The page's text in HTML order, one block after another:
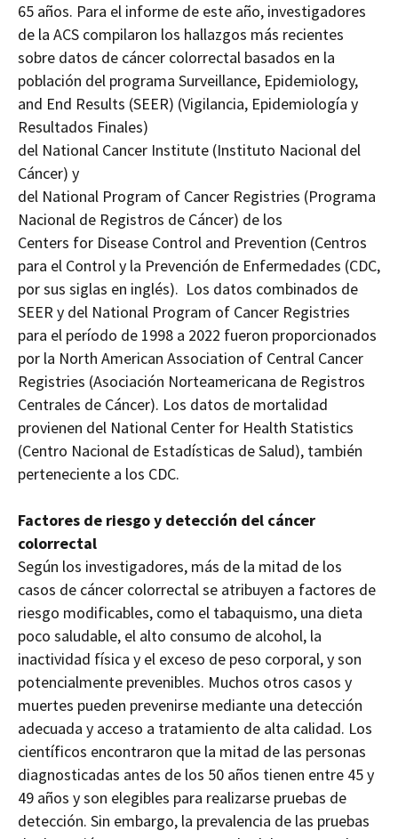
65 años. Para el informe de este año, investigadores
de la ACS compilaron los hallazgos más recientes
sobre datos de cáncer colorrectal basados ​​en la
población del programa Surveillance, Epidemiology,
and End Results (SEER) (Vigilancia, Epidemiología y
Resultados Finales)
del National Cancer Institute (Instituto Nacional del
Cáncer) y
del National Program of Cancer Registries (Programa
Nacional de Registros de Cáncer) de los
Centers for Disease Control and Prevention (Centros
para el Control y la Prevención de Enfermedades (CDC,
por sus siglas en inglés). Los datos combinados de
SEER y del National Program of Cancer Registries
para el período de 1998 a 2022 fueron proporcionados
por la North American Association of Central Cancer
Registries (Asociación Norteamericana de Registros
Centrales de Cáncer). Los datos de mortalidad
provienen del National Center for Health Statistics
(Centro Nacional de Estadísticas de Salud), también
perteneciente a los CDC.
Factores de riesgo y detección del cáncer
colorrectal
Según los investigadores, más de la mitad de los
casos de cáncer colorrectal se atribuyen a factores de
riesgo modificables, como el tabaquismo, una dieta
poco saludable, el alto consumo de alcohol, la
inactividad física y el exceso de peso corporal, y son
potencialmente prevenibles. Muchos otros casos y
muertes pueden prevenirse mediante una detección
adecuada y acceso a tratamiento de alta calidad. Los
científicos encontraron que la mitad de las personas
diagnosticadas antes de los 50 años tienen entre 45 y
49 años y son elegibles para realizarse pruebas de
detección. Sin embargo, la prevalencia de las pruebas